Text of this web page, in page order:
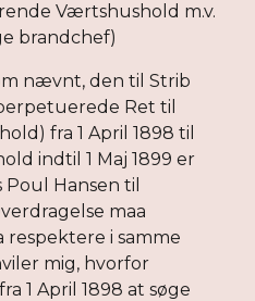
Værtshushold m.v.
brandchef)
nævnt, den til Strib
Ret til
fra 1 April 1898 til
indtil 1 Maj 1899 er
Hansen til
maa
respektere i samme
mig, hvorfor
1 April 1898 at søge